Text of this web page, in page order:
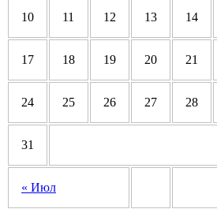
« Июл
10 11 12 13 14
17 18 19 20 21
24 25 26 27 28
31